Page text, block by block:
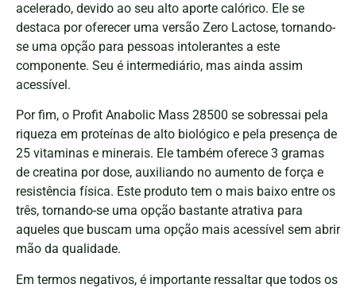
acelerado, devido ao seu alto aporte calórico. Ele se
destaca por oferecer uma versão Zero Lactose, tornando-
se uma opção para pessoas intolerantes a este
componente. Seu é intermediário, mas ainda assim
acessível.
Por fim, o Profit Anabolic Mass 28500 se sobressai pela
riqueza em proteínas de alto biológico e pela presença de
25 vitaminas e minerais. Ele também oferece 3 gramas
de creatina por dose, auxiliando no aumento de força e
resistência física. Este produto tem o mais baixo entre os
três, tornando-se uma opção bastante atrativa para
aqueles que buscam uma opção mais acessível sem abrir
mão da qualidade.
Em termos negativos, é importante ressaltar que todos os